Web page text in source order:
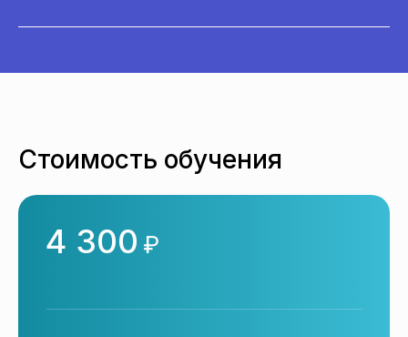
Стоимость обучения
4 300 ₽